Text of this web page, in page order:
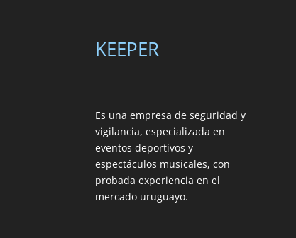
KEEPER
Es una empresa de seguridad y
vigilancia, especializada en
eventos deportivos y
espectáculos musicales, con
probada experiencia en el
mercado uruguayo.